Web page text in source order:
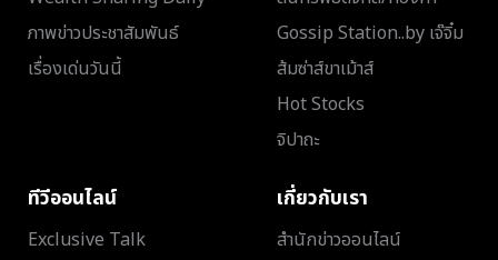
ภาพข่าวประชาสัมพันธ์
เรื่องเด่นวันนี้
Gossip Station..by เจ๊จิ๋ม
ส้มซ่าส์ขาเม้าส์
Hot Stocks
จิปาถะ
ทีวีออนไลน์
Exclusive Talk
เกี่ยวกับเรา
สำนักข่าวออนไลน์